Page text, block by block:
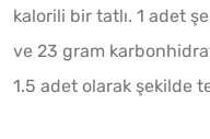
kalorili bir tatlı. 1 adet
ve 23 gram
1.5 adet olarak şekilde